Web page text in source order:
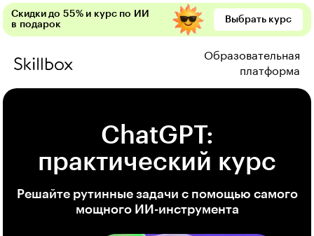
Скидки до 55% и курс по ИИ
в подарок
Выбрать курс
Образовательная
платформа
ChatGPT:
практический курс
Решайте рутинные задачи с помощью самого
мощного ИИ-инструмента